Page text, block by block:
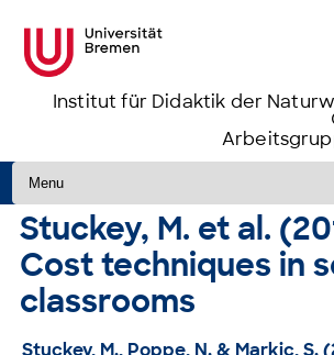
Institut für Didaktik der
Zum Inhalt springen
Stuckey, M. et al.
Cost techniques in
classrooms
Stuckey, M., Poppe, N. & Markic, S.